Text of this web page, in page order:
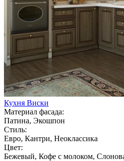
Кухня Виски
Материал фасада:
Патина, Экошпон
Стиль:
Евро, Кантри, Неоклассика
Цвет:
Бежевый, Кофе с молоком,